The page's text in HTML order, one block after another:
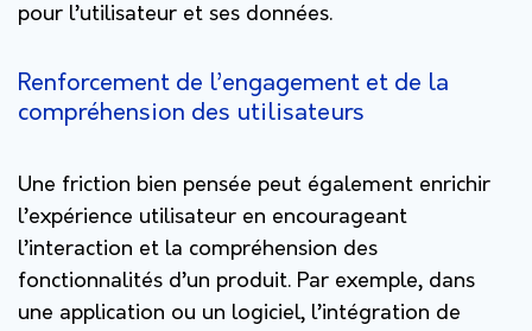
pour l’utilisateur et ses données.
Renforcement de l’engagement et de la
compréhension des utilisateurs
Une friction bien pensée peut également enrichir
l’expérience utilisateur en encourageant
l’interaction et la compréhension des
fonctionnalités d’un produit. Par exemple, dans
une application ou un logiciel, l’intégration de